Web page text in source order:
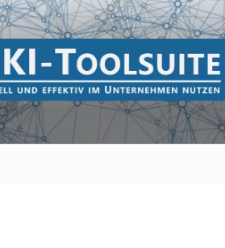
und effektiv im Unternehmen